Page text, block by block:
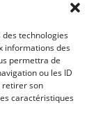
technologies
informations des
permettra de
ou les ID
retirer son
caractéristiques